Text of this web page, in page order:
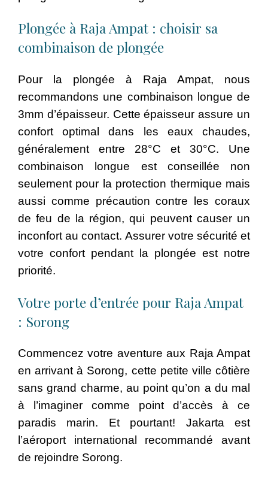
Plongée à Raja Ampat : choisir sa
combinaison de plongée
Pour la plongée à Raja Ampat, nous
recommandons une combinaison longue de
3mm d’épaisseur. Cette épaisseur assure un
confort optimal dans les eaux chaudes,
généralement entre 28°C et 30°C. Une
combinaison longue est conseillée non
seulement pour la protection thermique mais
aussi comme précaution contre les coraux
de feu de la région, qui peuvent causer un
inconfort au contact. Assurer votre sécurité et
votre confort pendant la plongée est notre
priorité.
Votre porte d’entrée pour Raja Ampat
: Sorong
Commencez votre aventure aux Raja Ampat
en arrivant à Sorong, cette petite ville côtière
sans grand charme, au point qu’on a du mal
à l’imaginer comme point d’accès à ce
paradis marin. Et pourtant! Jakarta est
l’aéroport international recommandé avant
de rejoindre Sorong.